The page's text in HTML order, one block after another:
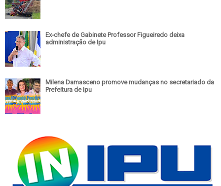
Ex-chefe de Gabinete Professor Figueiredo deixa
administração de Ipu
Milena Damasceno promove mudanças no secretariado da
Prefeitura de Ipu